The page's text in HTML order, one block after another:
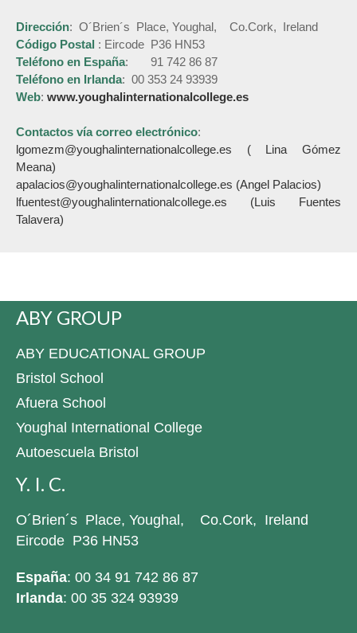
Dirección: O´Brien´s Place, Youghal, Co.Cork, Ireland
Código Postal : Eircode P36 HN53
Teléfono en España: 91 742 86 87
Teléfono en Irlanda: 00 353 24 93939
Web: www.youghalinternationalcollege.es
Contactos vía correo electrónico:
lgomezm@youghalinternationalcollege.es ( Lina Gómez
Meana)
apalacios@youghalinternationalcollege.es (Angel Palacios)
lfuentest@youghalinternationalcollege.es (Luis Fuentes
Talavera)
ABY GROUP
ABY EDUCATIONAL GROUP
Bristol School
Afuera School
Youghal International College
Autoescuela Bristol
Y. I. C.
O´Brien´s Place, Youghal, Co.Cork, Ireland
Eircode P36 HN53
España: 00 34 91 742 86 87
Irlanda: 00 35 324 93939